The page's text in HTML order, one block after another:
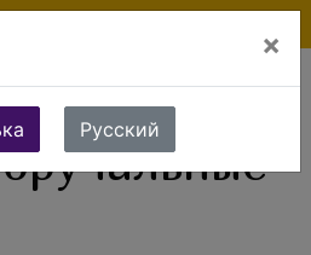
изделия
Золотые кольца
×
Русский